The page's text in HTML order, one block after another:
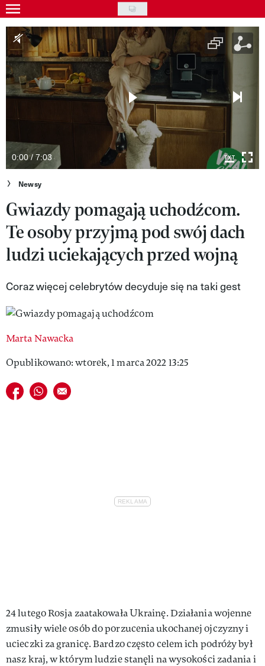
Skip
to
main
content
Gwiazdy
Ludzie
Moda
Kultura
Wideo
Nasze akcje
VIVA!ART
VIVA!MODA
0:00 / 7:03
Newsy
Gwiazdy pomagają uchodźcom.
Te osoby przyjmą pod swój dach
ludzi uciekających przed wojną
Coraz więcej celebrytów decyduje się na taki gest
Marta Nawacka
Opublikowano: wtorek, 1 marca 2022 13:25
Udostępnij na facebook
Udostępnij na whatsapp
E-mail do przyjaciela
24 lutego Rosja zaatakowała Ukrainę. Działania wojenne
zmusiły wiele osób do porzucenia ukochanej ojczyzny i
ucieczki za granicę. Bardzo często celem ich podróży był
nasz kraj, w którym ludzie stanęli na wysokości zadania i